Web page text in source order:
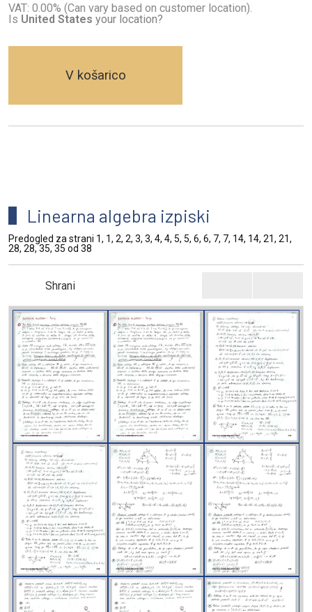
VAT: 0.00% (Can vary based on customer location).
Is United States your location?
V košarico
Linearna algebra izpiski
Predogled za strani 1, 1, 2, 2, 3, 3, 4, 4, 5, 5, 6, 6, 7, 7, 14, 14, 21, 21,
28, 28, 35, 35 od 38
Shrani